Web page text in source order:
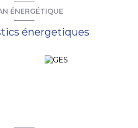
ÉNERGÉTIQUE
énergetiques